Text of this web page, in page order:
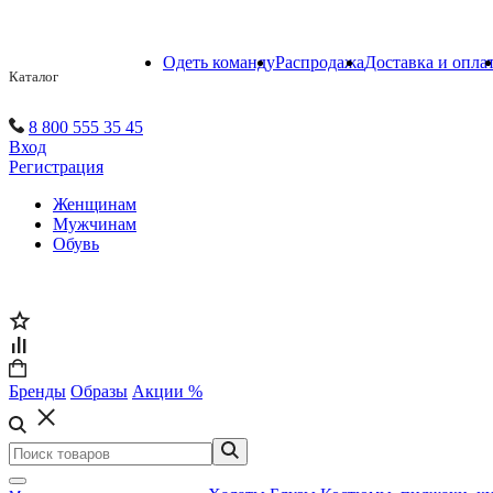
Каталог
Одеть командуРаспродажаДоставка и
8 800 555 35 45
Вход
Регистрация
Женщинам
Мужчинам
Обувь
Бренды Образы Акции %